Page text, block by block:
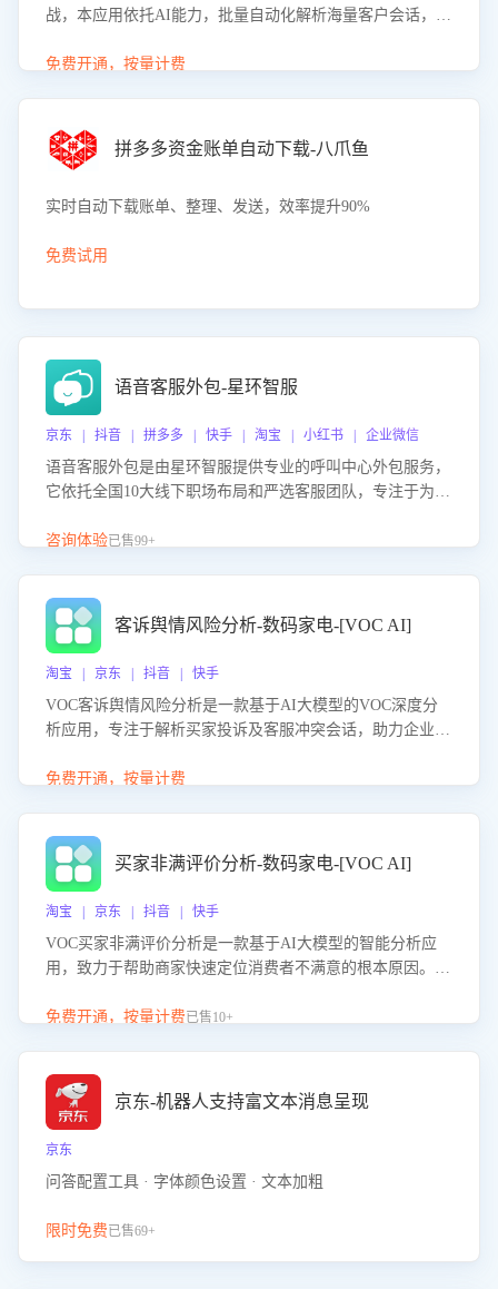
战，本应用依托AI能力，批量自动化解析海量客户会话，精
购买意向，深度洞察决策动因。同时全面评估客服团队政策
度、客服转化能力及销售业绩。
免费开通，按量计费
拼多多资金账单自动下载-八爪鱼
实时自动下载账单、整理、发送，效率提升90%
免费试用
语音客服外包-星环智服
京东 | 抖音 | 拼多多 | 快手 | 淘宝 | 小红书 | 企业微信
语音客服外包是由星环智服提供专业的呼叫中心外包服务，
它依托全国10大线下职场布局和严选客服团队，专注于为企
客服团队和智能工具提升语音客服服务效率和质量，帮助企
咨询体验已售99+
客诉舆情风险分析-数码家电-[VOC AI]
淘宝 | 京东 | 抖音 | 快手
VOC客诉舆情风险分析是一款基于AI大模型的VOC深度分
析应用，专注于解析买家投诉及客服冲突会话，助力企业精
别客户情绪、归因争议根源，并客观评估客服应对合理性与
能力，阻断差评扩散，维护品牌声誉，实现客户满意度的持
续提升。
免费开通，按量计费
买家非满评价分析-数码家电-[VOC AI]
淘宝 | 京东 | 抖音 | 快手
VOC买家非满评价分析是一款基于AI大模型的智能分析应
用，致力于帮助商家快速定位消费者不满意的根本原因。该
客服原因或其它部门原因，明确责任归属，提供可落地的改
改，有效提升客户满意度和店铺整体服务质量。
免费开通，按量计费已售10+
京东-机器人支持富文本消息呈现
京东
问答配置工具 · 字体颜色设置 · 文本加粗
限时免费已售69+